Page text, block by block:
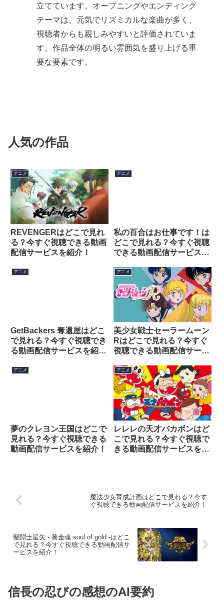
立てています。オープニングやエンディング
テーマは、元気でリズミカルな楽曲が多く、
視聴者からも親しみやすいと評価されていま
す。作品全体の明るい雰囲気を盛り上げる重
要な要素です。
人気の作品
アニメ
REVENGERはどこで見れ
る？今すぐ視聴できる動画
配信サービスを紹介！
アニメ
私の百合はお仕事です！は
どこで見れる？今すぐ視聴
できる動画配信サービスを
アニメ
GetBackers 奪還屋はどこ
で見れる？今すぐ視聴でき
る動画配信サービスを紹
アニメ
美少女戦士セーラームーン
Rはどこで見れる？今すぐ
視聴できる動画配信サービ
アニメ
夢のクレヨン王国はどこで
見れる？今すぐ視聴できる
動画配信サービスを紹介！
アニメ
レレレの天才バカボンはど
こで見れる？今すぐ視聴で
きる動画配信サービスを紹
魔法少女育成計画はどこで見れる？今す
ぐ視聴できる動画配信サービスを紹介！
聖闘士星矢 - 黄金魂 soul of gold -はどこ
で見れる？今すぐ視聴できる動画配信サ
ービスを紹介！
信長の忍びの感想のAI要約